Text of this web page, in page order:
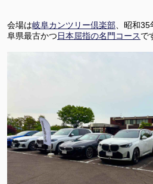
会場は岐阜カンツリー倶楽部、昭和35
阜県最古かつ日本屈指の名門コースで